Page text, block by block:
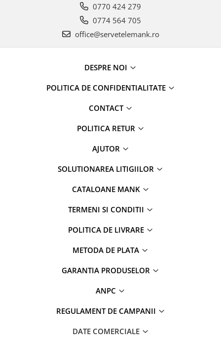
0770 424 279
0774 564 705
office@servetelemank.ro
DESPRE NOI
POLITICA DE CONFIDENTIALITATE
CONTACT
POLITICA RETUR
AJUTOR
SOLUTIONAREA LITIGIILOR
CATALOANE MANK
TERMENI SI CONDITII
POLITICA DE LIVRARE
METODA DE PLATA
GARANTIA PRODUSELOR
ANPC
REGULAMENT DE CAMPANII
DATE COMERCIALE